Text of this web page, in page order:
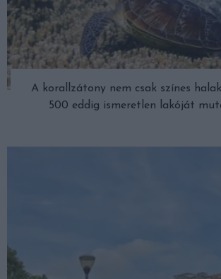
A korallzátony nem csak színes
500 eddig ismeretlen lakóját